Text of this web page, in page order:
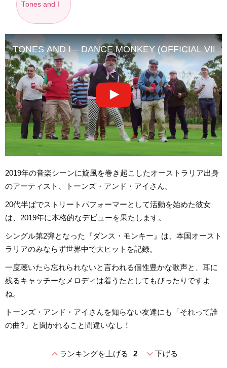
Tones and I
TONES AND I – DANCE MONKEY (OFFICIAL
2019年の音楽シーンに旋風を巻き起こしたオーストラリア出身
のアーティスト、トーンズ・アンド・アイさん。
20代半ばでストリートパフォーマーとして活動を始めた彼女
は、2019年に本格的なデビューを果たします。
シングル第2弾となった『ダンス・モンキー』は、本国オースト
ラリアのみならず世界中で大ヒットを記録。
一度聴いたら忘れられないと言われる個性豊かな歌声と、耳に
残るキャッチーなメロディは着うたとしてもぴったりですよ
ね。
トーンズ・アンド・アイさんを知らない友達にも「それって誰
の曲?」と聞かれること間違いなし！
expand_lessランキングを上げる 2 expand_more下げる